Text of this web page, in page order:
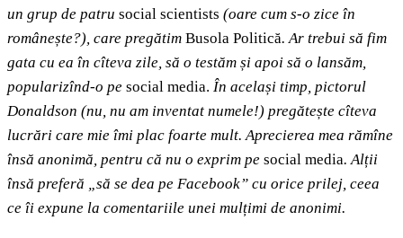
un grup de patru social scientists (oare cum s-o zice în
românește?), care pregătim Busola Politică. Ar trebui să fim
gata cu ea în cîteva zile, să o testăm și apoi să o lansăm,
popularizînd-o pe social media. În același timp, pictorul
Donaldson (nu, nu am inventat numele!) pregătește cîteva
lucrări care mie îmi plac foarte mult. Aprecierea mea rămîne
însă anonimă, pentru că nu o exprim pe social media. Alții
însă preferă „să se dea pe Facebook” cu orice prilej, ceea
ce îi expune la comentariile unei mulțimi de anonimi.